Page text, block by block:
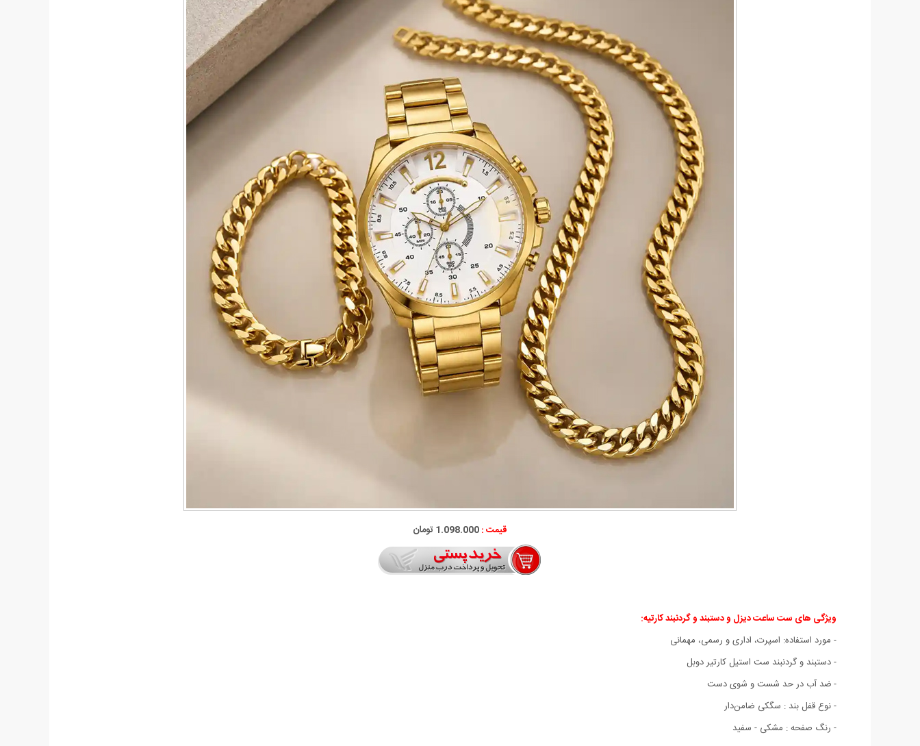
قیمت :1.098.000 تومان
ویژگی های ست ساعت دیزل و دستبند و گردنبند کارتیه:
- مورد استفاده: اسپرت، اداری و رسمی، مهمانی
- دستبند و گردنبند ست استیل کارتیر دوبل
-ضد آب در حد شست و شوی دست
- نوع قفل بند : سگکی ضامن‌دار
- رنگ صفحه : مشکی - سفید